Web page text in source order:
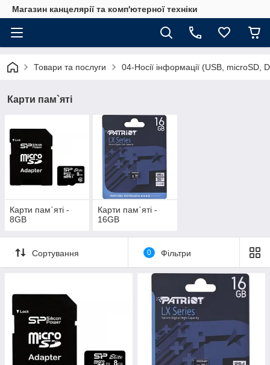
Магазин канцелярії та комп'ютерної техніки
Товари та послуги 04-Носії інформації (USB, microSD,
Карти пам`яті
Карти пам`яті -
8GB
Карти пам`яті -
16GB
Сортування 0 Фільтри